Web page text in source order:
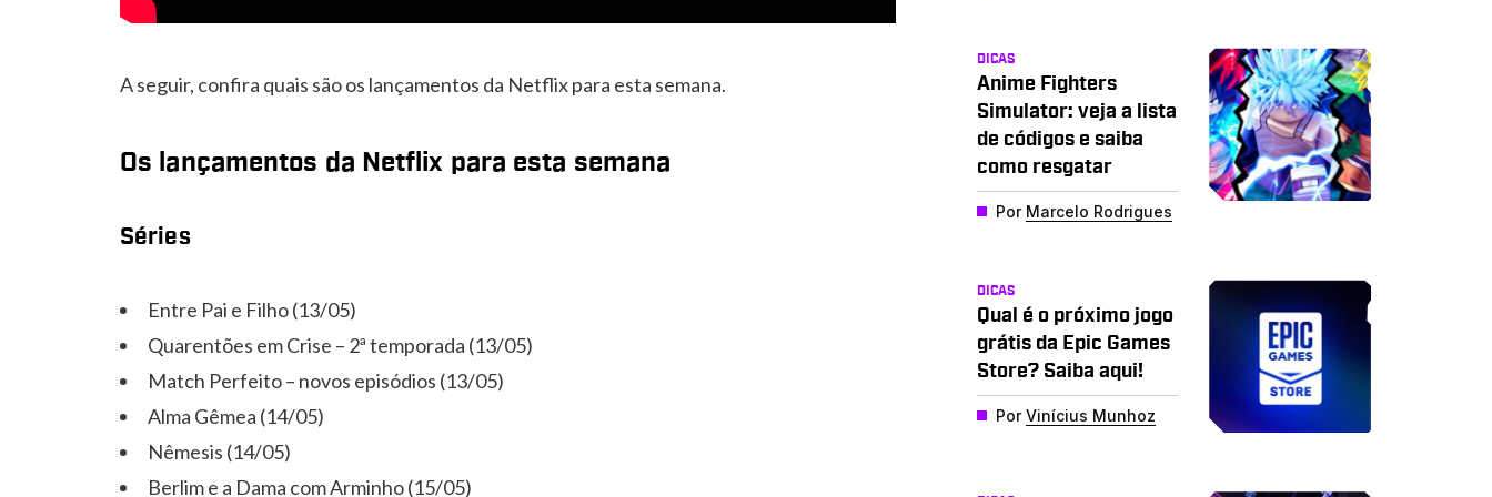
A seguir, confira quais são os lançamentos da Netflix para esta semana.
Os lançamentos da Netflix para esta semana
Séries
Entre Pai e Filho (13/05)
Quarentões em Crise – 2ª temporada (13/05)
Match Perfeito – novos episódios (13/05)
Alma Gêmea (14/05)
Nêmesis (14/05)
Berlim e a Dama com Arminho (15/05)
DICAS
Anime Fighters
Simulator: veja a lista
de códigos e saiba
como resgatar
Por Marcelo Rodrigues
DICAS
Qual é o próximo jogo
grátis da Epic Games
Store? Saiba aqui!
PorVinícius Munhoz